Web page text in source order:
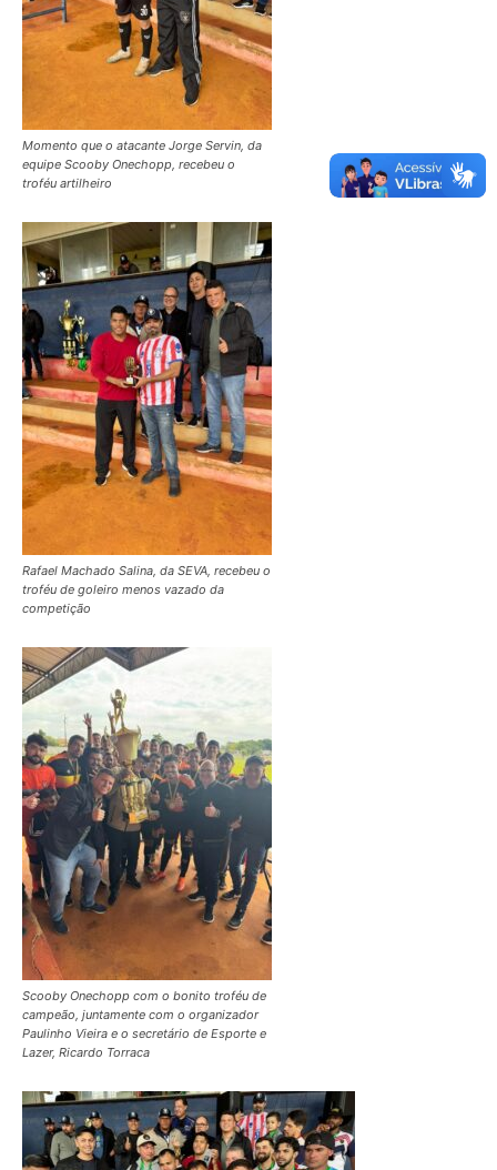
Momento que o atacante Jorge Servin, da
equipe Scooby Onechopp, recebeu o
troféu artilheiro
Rafael Machado Salina, da SEVA, recebeu o
troféu de goleiro menos vazado da
competição
Scooby Onechopp com o bonito troféu de
campeão, juntamente com o organizador
Paulinho Vieira e o secretário de Esporte e
Lazer, Ricardo Torraca